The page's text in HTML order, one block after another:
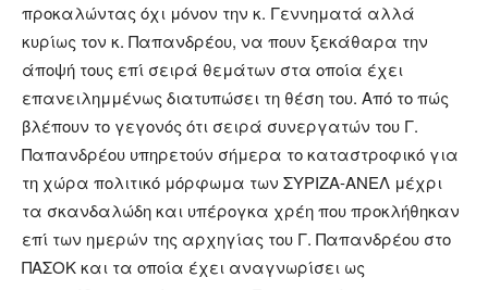
προκαλώντας όχι μόνον την κ. Γεννηματά αλλά
κυρίως τον κ. Παπανδρέου, να πουν ξεκάθαρα την
άποψή τους επί σειρά θεμάτων στα οποία έχει
επανειλημμένως διατυπώσει τη θέση του. Από το πώς
βλέπουν το γεγονός ότι σειρά συνεργατών του Γ.
Παπανδρέου υπηρετούν σήμερα το καταστροφικό για
τη χώρα πολιτικό μόρφωμα των ΣΥΡΙΖΑ-ΑΝΕΛ μέχρι
τα σκανδαλώδη και υπέρογκα χρέη που προκλήθηκαν
επί των ημερών της αρχηγίας του Γ. Παπανδρέου στο
ΠΑΣΟΚ και τα οποία έχει αναγνωρίσει ως